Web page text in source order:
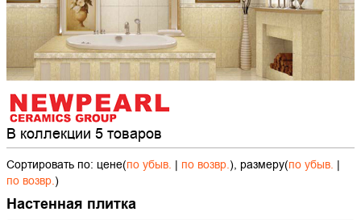
В коллекции 5 товаров
Сортировать по: цене(по убыв. | по возвр.), размеру(по убыв. |
по возвр.)
Настенная плитка